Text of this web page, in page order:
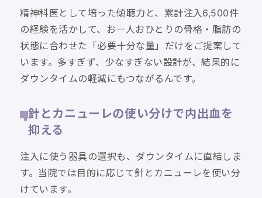
精神科医として培った傾聴力と、累計注入6,500件
の経験を活かして、お一人おひとりの骨格・脂肪の
状態に合わせた「必要十分な量」だけをご提案して
います。多すぎず、少なすぎない設計が、結果的に
ダウンタイムの軽減にもつながるんです。
針とカニューレの使い分けで内出血を
抑える
注入に使う器具の選択も、ダウンタイムに直結しま
す。当院では目的に応じて針とカニューレを使い分
けています。